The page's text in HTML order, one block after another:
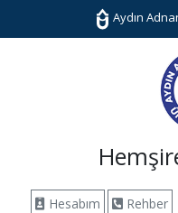
Aydın
Hesabım Rehber